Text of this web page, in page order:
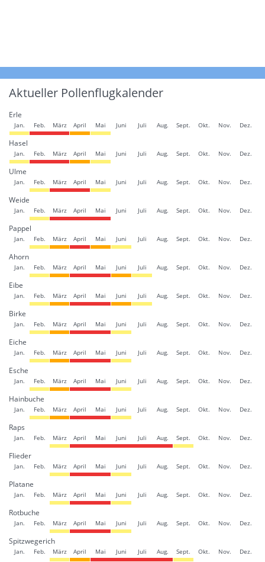
Aktueller Pollenflugkalender
Erle
Jan. Feb. März April Mai Juni Juli Aug. Sept. Okt. Nov. Dez.
Hasel
Jan. Feb. März April Mai Juni Juli Aug. Sept. Okt. Nov. Dez.
Ulme
Jan. Feb. März April Mai Juni Juli Aug. Sept. Okt. Nov. Dez.
Weide
Jan. Feb. März April Mai Juni Juli Aug. Sept. Okt. Nov. Dez.
Pappel
Jan. Feb. März April Mai Juni Juli Aug. Sept. Okt. Nov. Dez.
Ahorn
Jan. Feb. März April Mai Juni Juli Aug. Sept. Okt. Nov. Dez.
Eibe
Jan. Feb. März April Mai Juni Juli Aug. Sept. Okt. Nov. Dez.
Birke
Jan. Feb. März April Mai Juni Juli Aug. Sept. Okt. Nov. Dez.
Eiche
Jan. Feb. März April Mai Juni Juli Aug. Sept. Okt. Nov. Dez.
Esche
Jan. Feb. März April Mai Juni Juli Aug. Sept. Okt. Nov. Dez.
Hainbuche
Jan. Feb. März April Mai Juni Juli Aug. Sept. Okt. Nov. Dez.
Raps
Jan. Feb. März April Mai Juni Juli Aug. Sept. Okt. Nov. Dez.
Flieder
Jan. Feb. März April Mai Juni Juli Aug. Sept. Okt. Nov. Dez.
Platane
Jan. Feb. März April Mai Juni Juli Aug. Sept. Okt. Nov. Dez.
Rotbuche
Jan. Feb. März April Mai Juni Juli Aug. Sept. Okt. Nov. Dez.
Spitzwegerich
Jan. Feb. März April Mai Juni Juli Aug. Sept. Okt. Nov. Dez.